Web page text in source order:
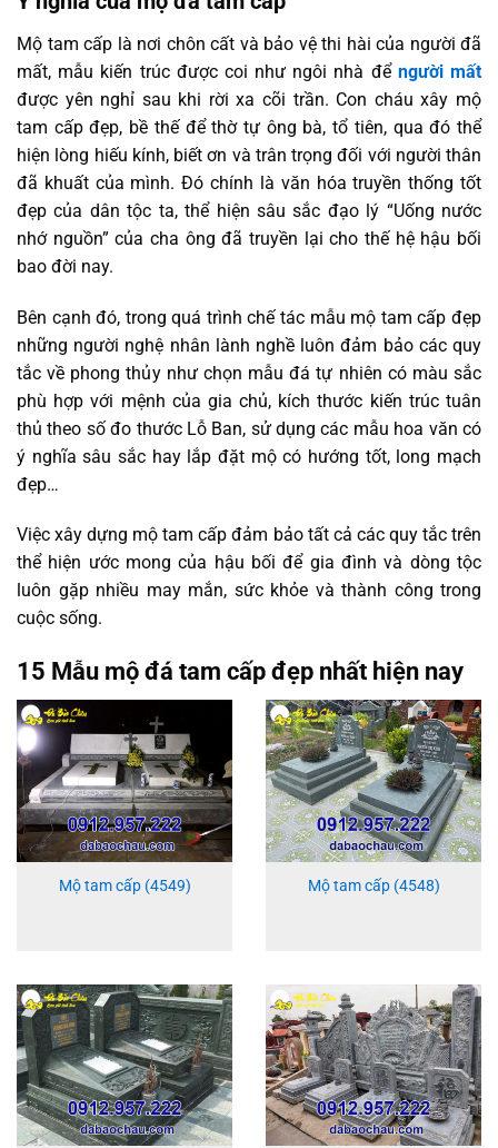
Mộ tam cấp là nơi chôn cất và bảo vệ thi hài của người đã
mất, mẫu kiến trúc được coi như ngôi nhà để người mất
được yên nghỉ sau khi rời xa cõi trần. Con cháu xây mộ
tam cấp đẹp, bề thế để thờ tự ông bà, tổ tiên, qua đó thể
hiện lòng hiếu kính, biết ơn và trân trọng đối với người thân
đã khuất của mình. Đó chính là văn hóa truyền thống tốt
đẹp của dân tộc ta, thể hiện sâu sắc đạo lý “Uống nước
nhớ nguồn” của cha ông đã truyền lại cho thế hệ hậu bối
bao đời nay.
Bên cạnh đó, trong quá trình chế tác mẫu mộ tam cấp đẹp
những người nghệ nhân lành nghề luôn đảm bảo các quy
tắc về phong thủy như chọn mẫu đá tự nhiên có màu sắc
phù hợp với mệnh của gia chủ, kích thước kiến trúc tuân
thủ theo số đo thước Lỗ Ban, sử dụng các mẫu hoa văn có
ý nghĩa sâu sắc hay lắp đặt mộ có hướng tốt, long mạch
đẹp…
Việc xây dựng mộ tam cấp đảm bảo tất cả các quy tắc trên
thể hiện ước mong của hậu bối để gia đình và dòng tộc
luôn gặp nhiều may mắn, sức khỏe và thành công trong
cuộc sống.
15 Mẫu mộ đá tam cấp đẹp nhất hiện nay
Mộ tam cấp (4549) Mộ tam cấp (4548)